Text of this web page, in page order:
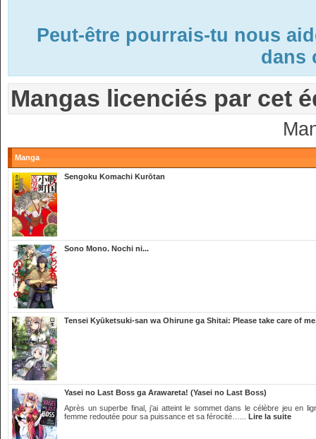
Peut-être pourrais-tu nous
dans
Mangas licenciés par cet
Manga
Sengoku Komachi Kurōtan
Sono Mono. Nochi ni...
Tensei Kyūketsuki-san wa Ohirune ga Shitai: Please take care of
Yasei no Last Boss ga Arawareta! (Yasei no Last Boss)
Après un superbe final, j’ai atteint le sommet dans le célèbre jeu en
femme redoutée pour sa puissance et sa férocité…... Lire la suite